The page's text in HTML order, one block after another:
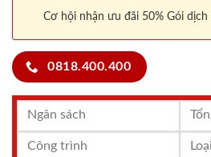
Cơ hội nhận ưu đãi 50% Gói
0818.400.400